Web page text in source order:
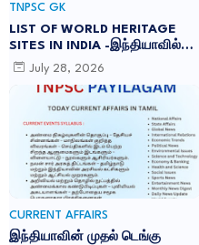
TNPSC GK
LIST OF WORLD HERITAGE
SITES IN INDIA -இந்தியாவில்
உள்ள 45 யுனெஸ்கோ உலக
பாரம்பரிய தளங்கள்:
July 28, 2026
CURRENT AFFAIRS
இந்தியாவின் முதல் டெங்கு